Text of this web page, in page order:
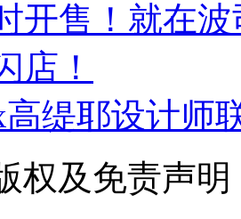
缇耶设计师
权及免责声明